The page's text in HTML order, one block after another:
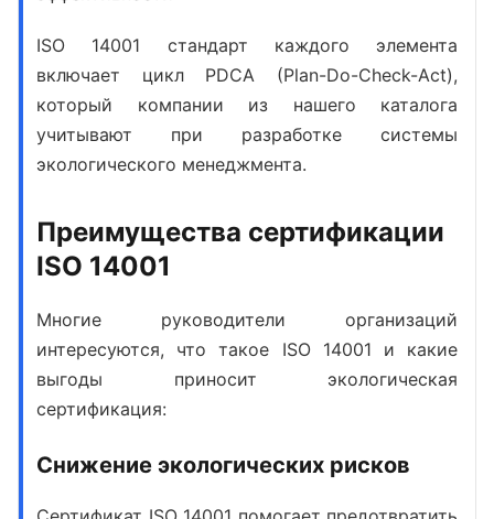
ISO 14001 стандарт каждого элемента
включает цикл PDCA (Plan-Do-Check-Act),
который компании из нашего каталога
учитывают при разработке системы
экологического менеджмента.
Преимущества сертификации
ISO 14001
Многие руководители организаций
интересуются, что такое ISO 14001 и какие
выгоды приносит экологическая
сертификация:
Снижение экологических рисков